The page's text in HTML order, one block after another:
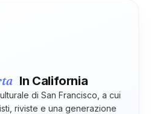
In California
di San Francisco, a cui
riviste e una generazione